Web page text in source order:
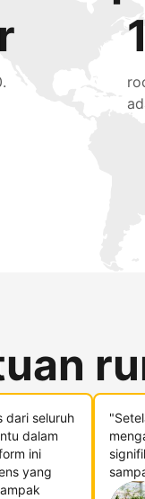
dari seluruh
dalam
ini
yang